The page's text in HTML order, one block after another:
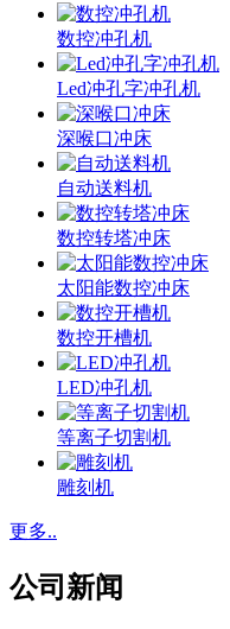
数控冲孔机
Led冲孔字冲孔机
深喉口冲床
自动送料机
数控转塔冲床
太阳能数控冲床
数控开槽机
LED冲孔机
等离子切割机
雕刻机
更多..
公司新闻